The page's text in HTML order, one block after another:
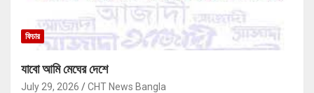
ফিচার
যাবো আমি মেঘের দেশে
July 29, 2026 CHT News Bangla